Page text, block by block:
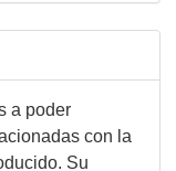
a poder
con la
Su